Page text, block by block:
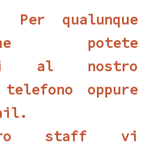
Per qualunque
potete
al nostro
oppure
staff vi